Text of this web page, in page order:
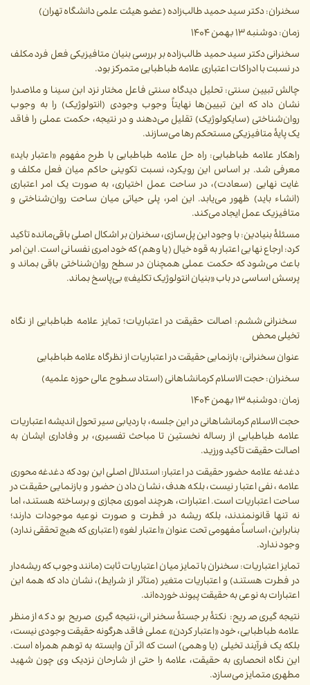
سخنران: دکتر سید حمید طالب‌زاده (عضو هیئت علمی دانشگاه تهران)
زمان: دوشنبه ۱۳ بهمن ۱۴۰۴
سخنرانی دکتر سید حمید طالب‌زاده بر بررسی بنیان متافیزیکی فعل فرد مکلف
در نسبت با ادراکات اعتباری علامه طباطبایی متمرکز بود.
چالش تبیین سنتی:تحلیل دیدگاه سنتی فاعل مختار نزد ابن سینا و ملاصدرا
نشان داد که این تبیین‌ها نهایتاً وجوب وجودی (انتولوژیک) را به وجوب
روان‌شناختی (سایکولوژیک) تقلیل می‌دهند و در نتیجه، حکمت عملی را فاقد
یک پایۀ متافیزیکی مستحکم رها می‌سازند.
راهکار علامه طباطبایی:راه حل علامه طباطبایی با طرح مفهوم «اعتبار باید»
معرفی شد. بر اساس این رویکرد، نسبت تکوینی حاکم میان فعل مکلف و
غایت نهایی (سعادت)، در ساحت عمل اختیاری، به صورت یک امر اعتباری
(انشاء باید) ظهور می‌یابد. این امر، پلی حیاتی میان ساحت روان‌شناختی و
متافیزیک عمل ایجاد می‌کند.
مسئلۀ بنیادین:با وجود این پل‌سازی، سخنران بر اشکال اصلی باقی‌مانده تأکید
کرد: ارجاع نهایی اعتبار به قوه خیال (یا وهم) که خود امری نفسانی است. این امر
باعث می‌شود که حکمت عملی همچنان در سطح روان‌شناختی باقی بماند و
پرسش اساسی در باب «بنیان انتولوژیک تکلیف» بی‌پاسخ بماند.
سخنرانی ششم: اصالت حقیقت در اعتباریات؛ تمایز علامه طباطبایی از نگاه
تخیلی محض
عنوان سخنرانی: بازنمایی حقیقت در اعتباریات از نظرگاه علامه طباطبایی
سخنران: حجت الاسلام کرمانشاهانی (استاد سطوح عالی حوزه علمیه)
زمان: دوشنبه ۱۳ بهمن ۱۴۰۴
حجت الاسلام کرمانشاهانی در این جلسه، با ردیابی سیر تحول اندیشه اعتباریات
علامه طباطبایی از رساله نخستین تا مباحث تفسیری، بر وفاداری ایشان به
اصالت حقیقت تأکید ورزید.
دغدغه علامه حضور حقیقت در اعتبار:استدلال اصلی این بود که دغدغه محوری
علامه، نفی اعتبار نیست، بلکه هدف، نشان دادن حضور و بازنمایی حقیقت در
ساحت اعتباریات است. اعتبارات، هرچند اموری مجازی و برساخته هستند، اما
نه تنها قانونمندند، بلکه ریشه در فطرت و صورت نوعیه موجودات دارند؛
بنابراین، اساساً مفهومی تحت عنوان «اعتبار لغو» (اعتباری که هیچ تحققی ندارد)
وجود ندارد.
تمایز اعتباریات: سخنران با تمایز میان اعتباریات ثابت (مانند وجوب که ریشه‌دار
در فطرت هستند) و اعتباریات متغیر (متأثر از شرایط)، نشان داد که همه این
اعتبارات به نوعی به حقیقت پیوند خورده‌اند.
نتیجه‌گیری صریح: نکتۀ برجستۀ سخنرانی، نتیجه‌گیری صریح بود که از منظر
علامه طباطبایی، خود «اعتبار کردن» عملی فاقد هرگونه حقیقت وجودی نیست،
بلکه یک فرآیند تخیلی (یا وهمی) است که اثر آن وابسته به توهم همراه است.
این نگاه انحصاری به حقیقت، علامه را حتی از شارحان نزدیک وی چون شهید
مطهری متمایز می‌سازد.